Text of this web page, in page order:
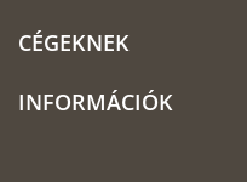
CÉGEKNEK
INFORMÁCIÓK